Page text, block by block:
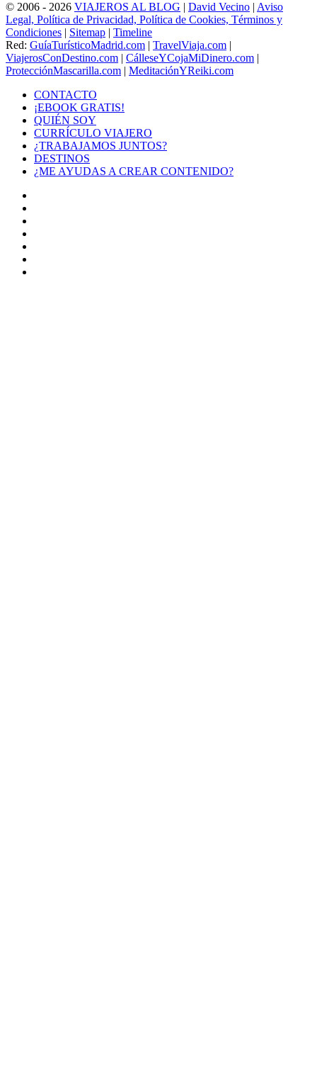
© 2006 - 2026 VIAJEROS AL BLOG | David Vecino | Aviso
Legal, Política de Privacidad, Política de Cookies, Términos y
Condiciones | Sitemap | Timeline
Red: GuíaTurísticoMadrid.com | TravelViaja.com |
ViajerosConDestino.com | CálleseYCojaMiDinero.com |
ProtecciónMascarilla.com | MeditaciónYReiki.com
CONTACTO
¡EBOOK GRATIS!
QUIÉN SOY
CURRÍCULO VIAJERO
¿TRABAJAMOS JUNTOS?
DESTINOS
¿ME AYUDAS A CREAR CONTENIDO?